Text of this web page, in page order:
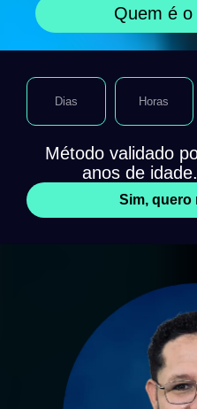
Quem é
Método validado
anos de
Sim, quero
Dias Horas